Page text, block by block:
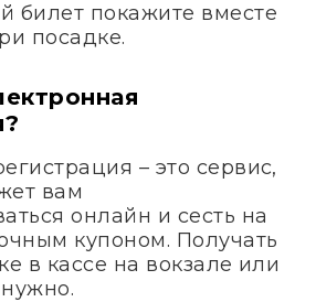
билет покажите вместе
посадке.
– это сервис,
вам
онлайн и сесть на
купоном. Получать
в кассе на вокзале или